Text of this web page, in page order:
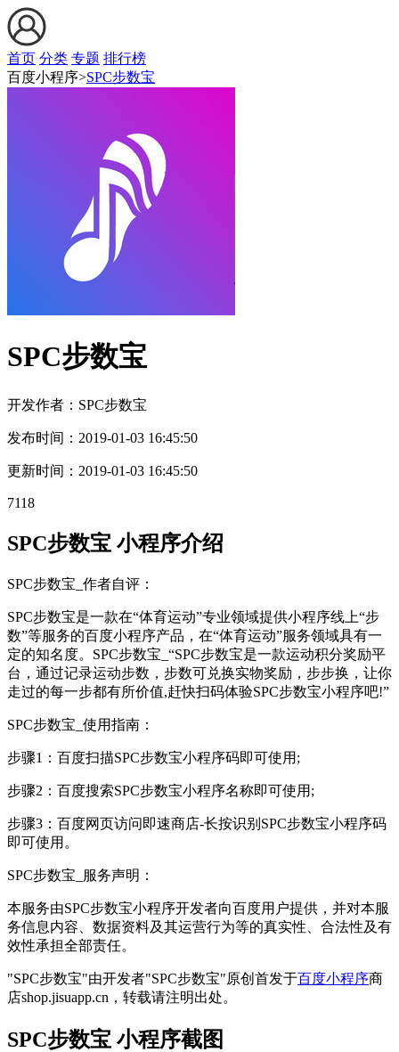
首页 分类 专题 排行榜
百度小程序>SPC步数宝
SPC步数宝
开发作者： SPC步数宝
发布时间： 2019-01-03 16:45:50
更新时间： 2019-01-03 16:45:50
7118
SPC步数宝 小程序介绍
SPC步数宝_作者自评：
SPC步数宝是一款在“体育运动”专业领域提供小程序线上“步
数”等服务的百度小程序产品，在“体育运动”服务领域具有一
定的知名度。SPC步数宝_“SPC步数宝是一款运动积分奖励平
台，通过记录运动步数，步数可兑换实物奖励，步步换，让你
走过的每一步都有所价值,赶快扫码体验SPC步数宝小程序吧!”
SPC步数宝_使用指南：
步骤1：百度扫描SPC步数宝小程序码即可使用;
步骤2：百度搜索SPC步数宝小程序名称即可使用;
步骤3：百度网页访问即速商店-长按识别SPC步数宝小程序码
即可使用。
SPC步数宝_服务声明：
本服务由SPC步数宝小程序开发者向百度用户提供，并对本服
务信息内容、数据资料及其运营行为等的真实性、合法性及有
效性承担全部责任。
"SPC步数宝"由开发者"SPC步数宝"原创首发于百度小程序商
店shop.jisuapp.cn，转载请注明出处。
SPC步数宝 小程序截图